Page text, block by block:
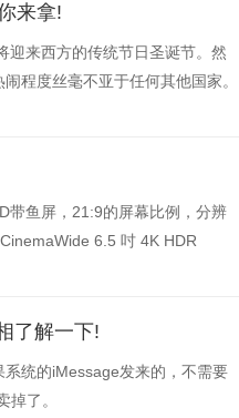
来拿!
迎来西方的传统节日圣诞节。然
程度丝毫不亚于任何其他国家。
带鱼屏，21:9的屏幕比例，分辨
6.5 吋 4K HDR
了解一下!
统的iMessage发来的，不需要
了。